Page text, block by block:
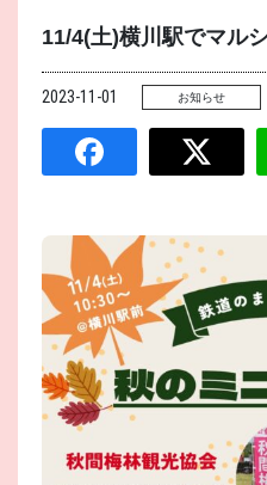
11/4(土)横川駅でマル
2023-11-01 お知らせ